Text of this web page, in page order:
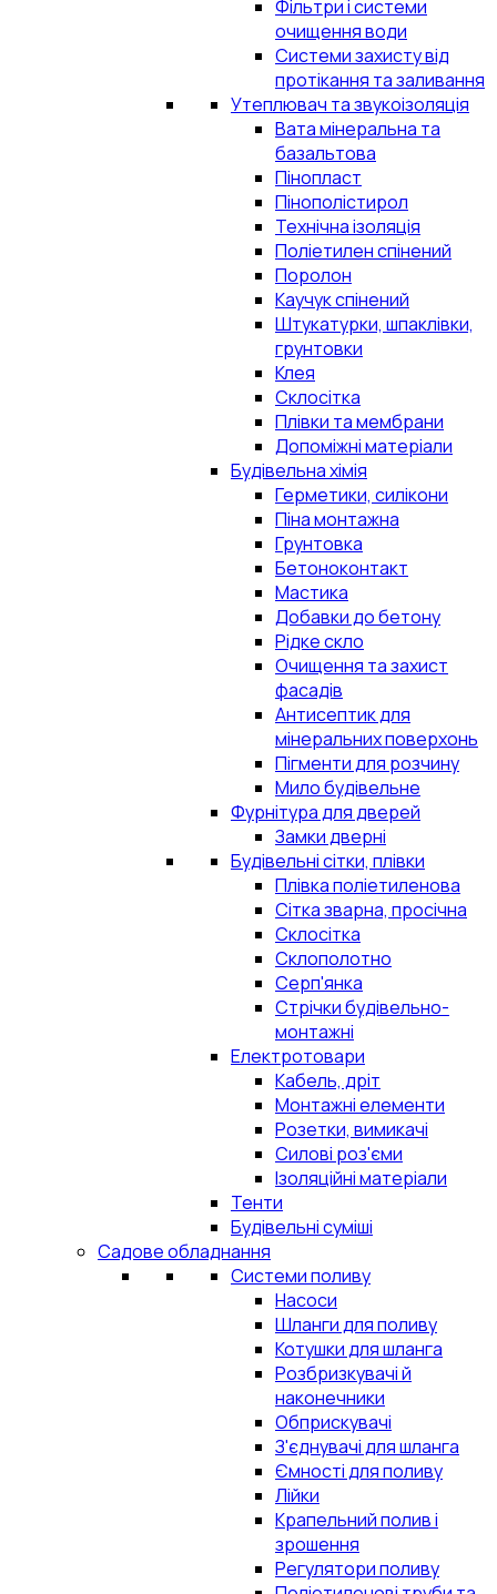
Фільтри і системи
очищення води
Системи захисту від
протікання та заливання
Утеплювач та звукоізоляція
Вата мінеральна та
базальтова
Пінопласт
Пінополістирол
Технічна ізоляція
Поліетилен спінений
Поролон
Каучук спінений
Штукатурки, шпаклівки,
грунтовки
Клея
Склосітка
Плівки та мембрани
Допоміжні матеріали
Будівельна хімія
Герметики, силікони
Піна монтажна
Грунтовка
Бетоноконтакт
Мастика
Добавки до бетону
Рідке скло
Очищення та захист
фасадів
Антисептик для
мінеральних поверхонь
Пігменти для розчину
Мило будівельне
Фурнітура для дверей
Замки дверні
Будівельні сітки, плівки
Плівка поліетиленова
Сітка зварна, просічна
Склосітка
Склополотно
Серп'янка
Стрічки будівельно-
монтажні
Електротовари
Кабель, дріт
Монтажні елементи
Розетки, вимикачі
Силові роз'єми
Ізоляційні матеріали
Тенти
Будівельні суміші
Садове обладнання
Системи поливу
Насоси
Шланги для поливу
Котушки для шланга
Розбризкувачі й
наконечники
Обприскувачі
З'єднувачі для шланга
Ємності для поливу
Лійки
Крапельний полив і
зрошення
Регулятори поливу